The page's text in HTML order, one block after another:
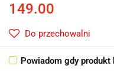
149.00
Do przechowalni
Powiadom gdy